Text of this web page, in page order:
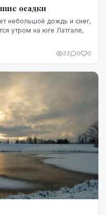
осадки
небольшой дождь и снег,
утром на юге Латгале,
33 0 0